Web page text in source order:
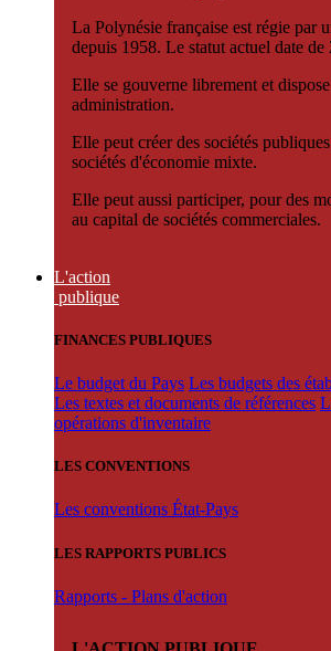
La Polynésie française est régie par
depuis 1958. Le statut actuel date de
Elle se gouverne librement et
administration.
Elle peut créer des sociétés
sociétés d'économie mixte.
Elle peut aussi participer, pour des
au capital de sociétés commerciales.
L'action
publique
FINANCES PUBLIQUES
Le budget du Pays Les budgets des
Les textes et documents de références
opérations d'inventaire
LES CONVENTIONS
Les conventions État-Pays
LES RAPPORTS PUBLICS
Rapports - Plans d'action